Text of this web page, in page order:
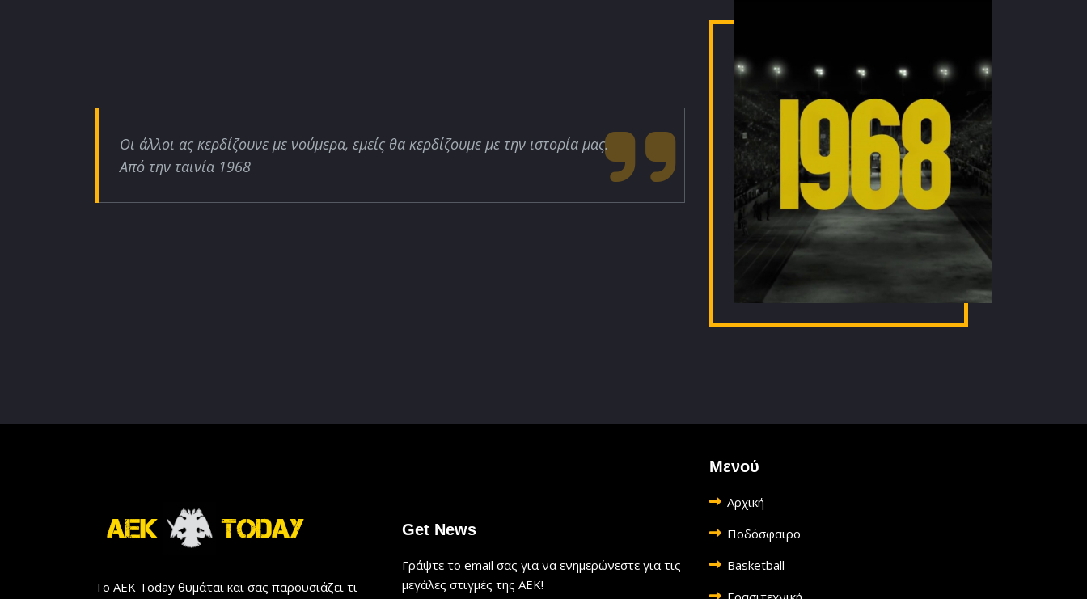
Οι άλλοι ας κερδίζουνε με νούμερα, εμείς θα κερδίζουμε με την ιστορία μας.
Από την ταινία 1968
Το AEK Today θυμάται και σας παρουσιάζει τι
Get News
Γράψτε το email σας για να ενημερώνεστε για τις
μεγάλες στιγμές της ΑΕΚ!
Μενού
Αρχική
Ποδόσφαιρο
Basketball